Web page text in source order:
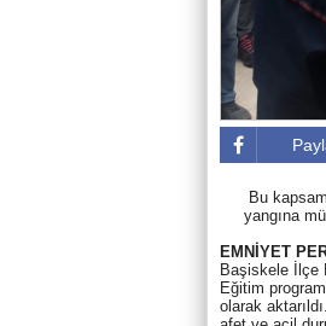
Bu
yangına
EMNİYET
Başiskele İlçe
Eğitim
olarak